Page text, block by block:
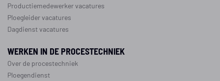
Productiemedewerker vacatures
Ploegleider vacatures
Dagdienst vacatures
WERKEN IN DE PROCESTECHNIEK
Over de procestechniek
Ploegendienst